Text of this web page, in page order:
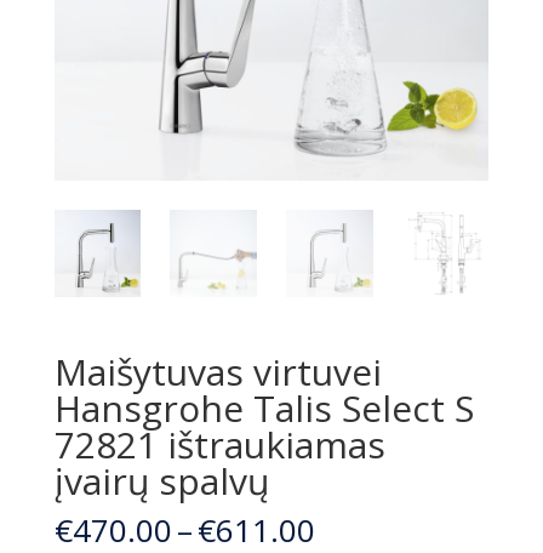
Maišytuvas virtuvei
Hansgrohe Talis Select S
72821 ištraukiamas
įvairų spalvų
€470.00–€611.00Price